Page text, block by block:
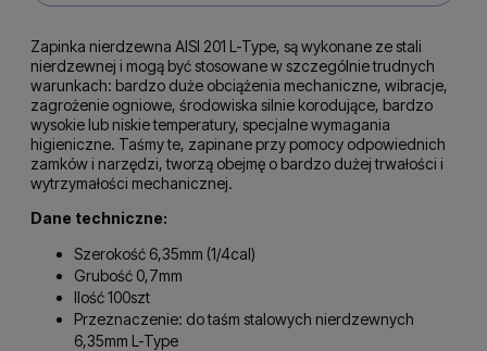
Zapinka nierdzewna AISI 201 L-Type, są wykonane ze stali
nierdzewnej i mogą być stosowane w szczególnie trudnych
warunkach: bardzo duże obciążenia mechaniczne, wibracje,
zagrożenie ogniowe, środowiska silnie korodujące, bardzo
wysokie lub niskie temperatury, specjalne wymagania
higieniczne. Taśmy te, zapinane przy pomocy odpowiednich
zamków i narzędzi, tworzą obejmę o bardzo dużej trwałości i
wytrzymałości mechanicznej.
Dane techniczne:
Szerokość 6,35mm (1/4cal)
Grubość 0,7mm
Ilość 100szt
Przeznaczenie: do taśm stalowych nierdzewnych
6,35mm L-Type